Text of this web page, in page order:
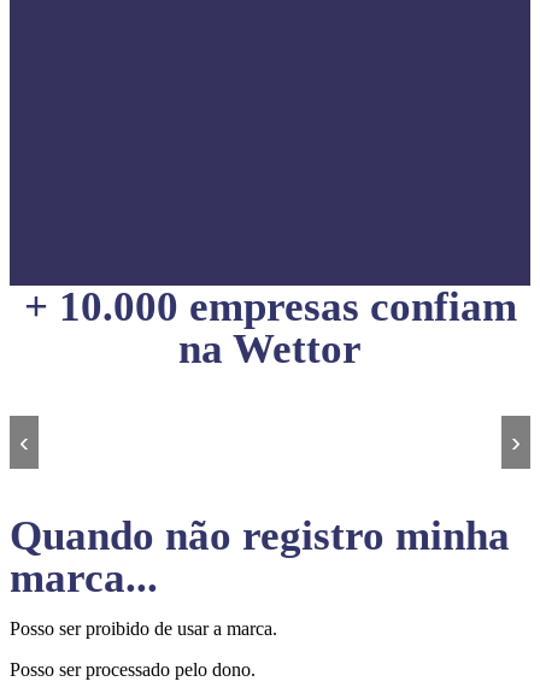
+ 10.000 empresas confiam
na Wettor
‹ ›
Quando não registro minha
marca...
Posso ser proibido de usar a marca.
Posso ser processado pelo dono.